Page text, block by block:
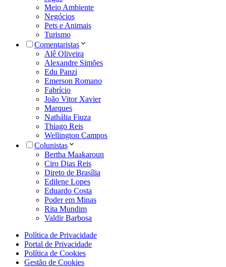
Meio Ambiente
Negócios
Pets e Animais
Turismo
Comentaristas
Alê Oliveira
Alexandre Simões
Edu Panzi
Emerson Romano
Fabrício
João Vitor Xavier
Marques
Nathália Fiuza
Thiago Reis
Wellington Campos
Colunistas
Bertha Maakaroun
Ciro Dias Reis
Direto de Brasília
Edilene Lopes
Eduardo Costa
Poder em Minas
Rita Mundim
Valdir Barbosa
Política de Privacidade
Portal de Privacidade
Política de Cookies
Gestão de Cookies